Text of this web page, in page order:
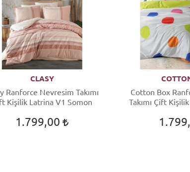
CLASY
Ranforce Nevresim Takımı
Çift Kişilik Latrina V1 Somon
1.799,00
Cotton Box
Takımı Çift